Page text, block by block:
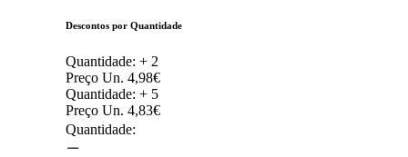
Descontos por Quantidade
Quantidade: + 2
Preço Un. 4,98€
Quantidade: + 5
Preço Un. 4,83€
Quantidade: